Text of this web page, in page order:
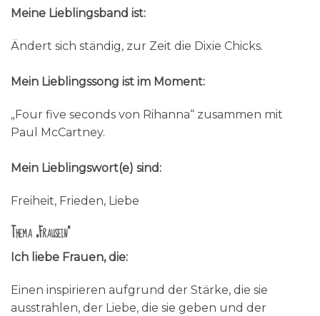
Meine Lieblingsband ist:
Ändert sich ständig, zur Zeit die Dixie Chicks.
Mein Lieblingssong ist im Moment:
„Four five seconds von Rihanna“ zusammen mit
Paul McCartney.
Mein Lieblingswort(e) sind:
Freiheit, Frieden, Liebe
Thema „Frausein“
Ich liebe Frauen, die:
Einen inspirieren aufgrund der Stärke, die sie
ausstrahlen, der Liebe, die sie geben und der